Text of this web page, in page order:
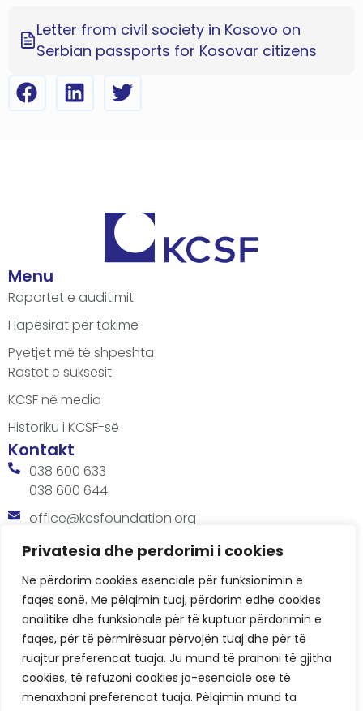
Privatesia dhe perdorimi i cookies
Ne përdorim cookies esenciale për funksionimin e
faqes sonë. Me pëlqimin tuaj, përdorim edhe cookies
analitike dhe funksionale për të kuptuar përdorimin e
faqes, për të përmirësuar përvojën tuaj dhe për të
ruajtur preferencat tuaja. Ju mund të pranoni të gjitha
cookies, të refuzoni cookies jo-esenciale ose të
menaxhoni preferencat tuaja. Pëlqimin mund ta
Letter from civil society in Kosovo on
Serbian passports for Kosovar citizens
Menu
Raportet e auditimit
Hapësirat për takime
Pyetjet më të shpeshta
Rastet e suksesit
KCSF në media
Historiku i KCSF-së
Kontakt
038 600 633
038 600 644
office@kcsfoundation.org
Besa Imami, Lam A, H1, Kat.12, nr. 65-1, Lakrishtë,
Orari
8:00 AM - 4:00 PM